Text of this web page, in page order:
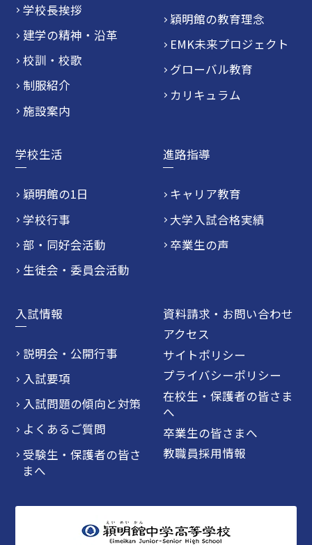
学校長挨拶
建学の精神・沿革
校訓・校歌
制服紹介
施設案内
穎明館の教育理念
EMK未来プロジェクト
グローバル教育
カリキュラム
学校生活
穎明館の1日
学校行事
部・同好会活動
生徒会・委員会活動
進路指導
キャリア教育
大学入試合格実績
卒業生の声
入試情報
説明会・公開行事
入試要項
入試問題の傾向と対策
よくあるご質問
受験生・保護者の皆さ
まへ
資料請求・お問い合わせ
アクセス
サイトポリシー
プライバシーポリシー
在校生・保護者の皆さま
へ
卒業生の皆さまへ
教職員採用情報